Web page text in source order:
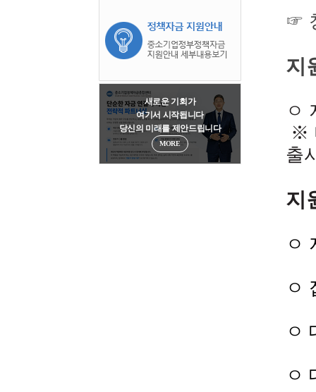
새로운 기회가
여기서 시작됩니다
당신의 미래를 제안드립니다
MORE
☞
지
ㅇ
출
지
ㅇ
ㅇ
ㅇ
ㅇ